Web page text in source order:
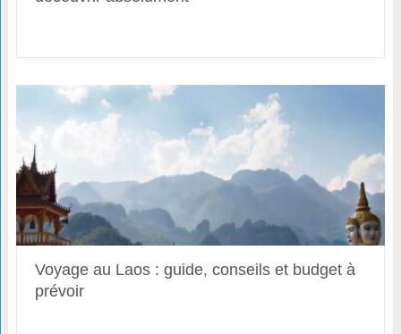
Voyage au Laos : guide, conseils et budget à
prévoir